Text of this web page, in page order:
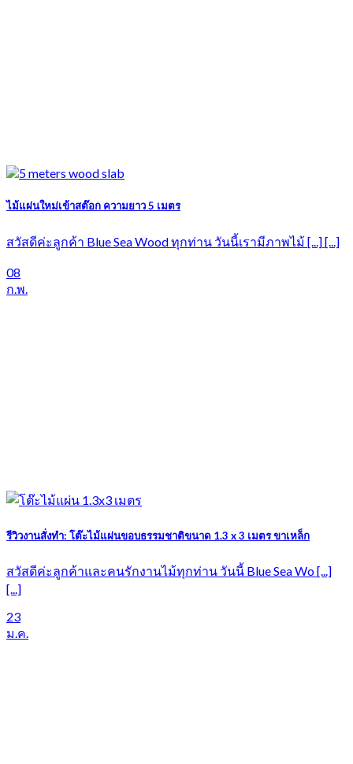
ไม้แผ่นใหม่เข้าสต๊อก ความยาว 5 เมตร
สวัสดีค่ะลูกค้า Blue Sea Wood ทุกท่าน วันนี้เรามีภาพไม้ [...] [...]
08
ก.พ.
รีวิวงานสั่งทำ: โต๊ะไม้แผ่นขอบธรรมชาติขนาด 1.3 x 3 เมตร ขาเหล็ก
สวัสดีค่ะลูกค้าและคนรักงานไม้ทุกท่าน วันนี้ Blue Sea Wo [...]
[...]
23
ม.ค.